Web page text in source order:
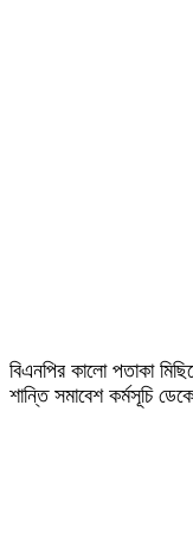
বিএনপির কালো পতাকা
শান্তি সমাবেশ কর্মসূচি